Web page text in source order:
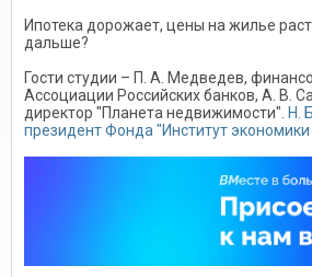
Ипотека дорожает, цены на жилье
дальше?
Гости студии – П. А. Медведев,
Ассоциации Российских банков, А. В.
директор "Планета недвижимости". Н.
президент Фонда "Институт экономики